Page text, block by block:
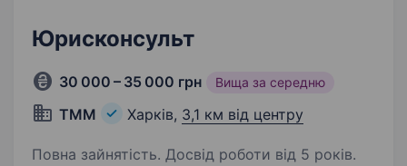
Юрисконсульт
30 000 – 35 000 грн Вища за середню
ТММ Харків, 3,1 км від центру
Повна зайнятість. Досвід роботи від 5 років.